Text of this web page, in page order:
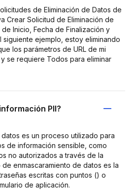
de Eliminación de Datos de
Crear Solicitud de Eliminación de
Inicio, Fecha de Finalización y
siguiente ejemplo, estoy eliminando
los parámetros de URL de mi
se requiere Todos para eliminar
PII?
es un proceso utilizado para
de información sensible, como
no autorizados a través de la
enmascaramiento de datos es la
escritas con puntos () o
de aplicación.